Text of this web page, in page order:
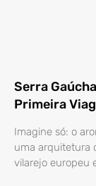
Serra
Primeira
Imagine só: o
uma arquitetura
vilarejo europeu